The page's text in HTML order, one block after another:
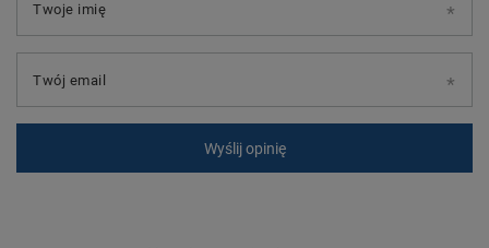
Twoje imię
Twój email
Wyślij opinię